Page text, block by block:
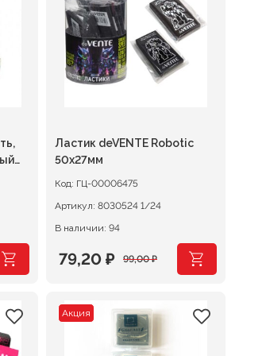
110,00 ₽.
Ластик deVENTE Robotic
50х27мм
Код: ГЦ-00006475
Артикул:
8030524 1/24
В наличии: 94
99,00₽
Первоначальная
составляла
99,00 ₽.
79,20 ₽
Текущая
79,20 ₽.
Акция